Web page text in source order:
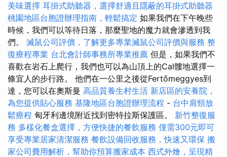
美味選擇 耳掛式助聽器，選擇舒適且隱蔽的耳掛式助聽器
桃園地區台胞證辦理指南，輕鬆搞定 如果我們在下午晚些
時候，我們可以等待日落，那麼聖地的魔力就會滲透到我
們。 滅鼠公司評價，了解更多專業滅鼠公司評價與服務 整
復療程專業 台北會計師事務所專業推薦 但是，如果我們不
喜歡在岩石上爬行，我們也可以為山頂上的Cal髏地選擇一
條宜人的步行路。 他們在一公里之後從Fertőmeggyes到
達，您可以在奧斯曼 高品質養生村生活 新店區的安養院，
為您提供貼心服務 基隆地區台胞證辦理流程 - 台中肩頸放
鬆療程 匈牙利邊境附近找到密特拉斯保護區。 新竹整復服
務 多樣化餐盒選擇，方便快捷的餐飲服務 僅需300元即可
享受專業居家清潔服務 餐飲設備回收服務，快速又環保 搬
家公司費用解析，幫助你預算搬家成本 西式外燴，呈現精